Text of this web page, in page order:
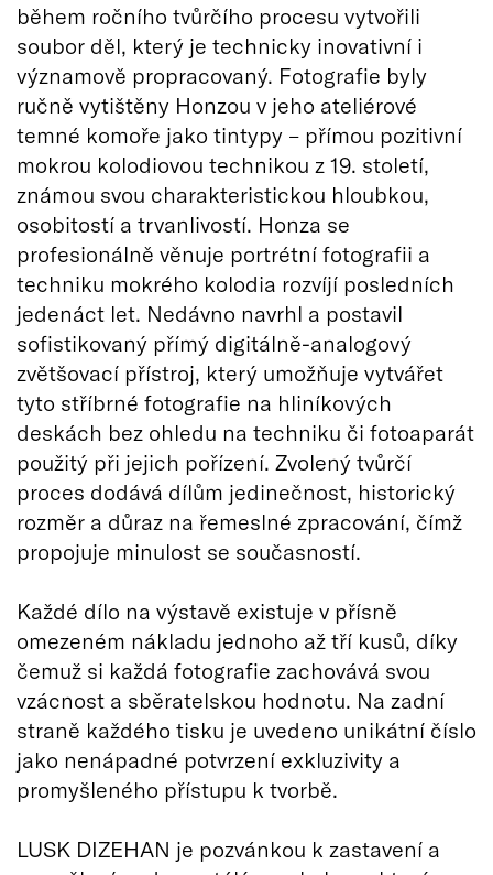
během ročního tvůrčího procesu vytvořili
soubor děl, který je technicky inovativní i
významově propracovaný. Fotografie byly
ručně vytištěny Honzou v jeho ateliérové
temné komoře jako tintypy – přímou pozitivní
mokrou kolodiovou technikou z 19. století,
známou svou charakteristickou hloubkou,
osobitostí a trvanlivostí. Honza se
profesionálně věnuje portrétní fotografii a
techniku mokrého kolodia rozvíjí posledních
jedenáct let. Nedávno navrhl a postavil
sofistikovaný přímý digitálně-analogový
zvětšovací přístroj, který umožňuje vytvářet
tyto stříbrné fotografie na hliníkových
deskách bez ohledu na techniku či fotoaparát
použitý při jejich pořízení. Zvolený tvůrčí
proces dodává dílům jedinečnost, historický
rozměr a důraz na řemeslné zpracování, čímž
propojuje minulost se současností.
Každé dílo na výstavě existuje v přísně
omezeném nákladu jednoho až tří kusů, díky
čemuž si každá fotografie zachovává svou
vzácnost a sběratelskou hodnotu. Na zadní
straně každého tisku je uvedeno unikátní číslo
jako nenápadné potvrzení exkluzivity a
promyšleného přístupu k tvorbě.
LUSK DIZEHAN je pozvánkou k zastavení a